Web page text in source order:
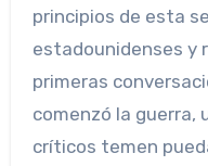
principios de esta
estadounidenses y
primeras
comenzó la guerra,
críticos temen